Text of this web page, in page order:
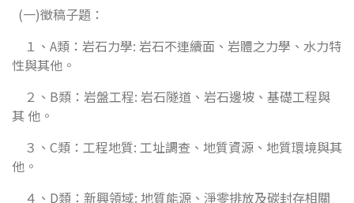
(一)徵稿子題：
１、A類：岩石力學: 岩石不連續面、岩體之力學、水力特
性與其他。
２、B類：岩盤工程: 岩石隧道、岩石邊坡、基礎工程與
其 他。
３、C類：工程地質: 工址調查、地質資源、地質環境與其
他。
４、D類：新興領域: 地質能源、淨零排放及碳封存相關